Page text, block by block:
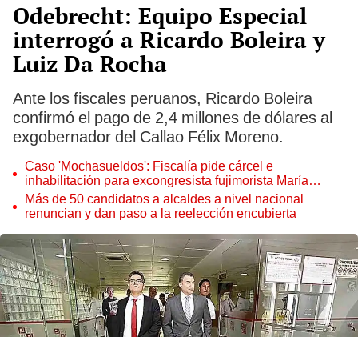
Odebrecht: Equipo Especial
interrogó a Ricardo Boleira y
Luiz Da Rocha
Ante los fiscales peruanos, Ricardo Boleira
confirmó el pago de 2,4 millones de dólares al
exgobernador del Callao Félix Moreno.
Caso 'Mochasueldos': Fiscalía pide cárcel e
inhabilitación para excongresista fujimorista María
Cordero Jon Tay
Más de 50 candidatos a alcaldes a nivel nacional
renuncian y dan paso a la reelección encubierta